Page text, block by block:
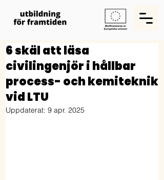
6 skäl att läsa
civilingenjör i hållbar
process- och kemiteknik
vid LTU
Uppdaterat: 9 apr. 2025